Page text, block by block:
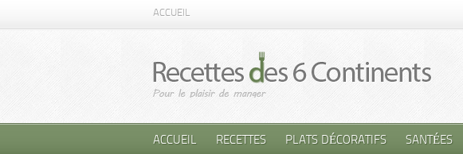
ACCUEIL
ACCUEIL RECETTES PLATS DÉCORATIFS SANTÉES